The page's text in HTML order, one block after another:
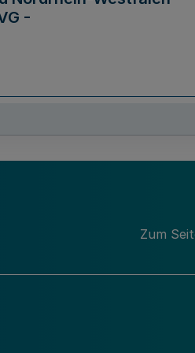
-
Männern für das Land
Zum